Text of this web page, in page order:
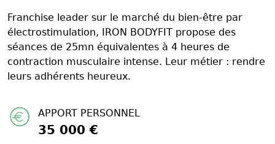
Franchise leader sur le marché du bien-être par
électrostimulation, IRON BODYFIT propose des
séances de 25mn équivalentes à 4 heures de
contraction musculaire intense. Leur métier : rendre
leurs adhérents heureux.
APPORT PERSONNEL
35 000 €